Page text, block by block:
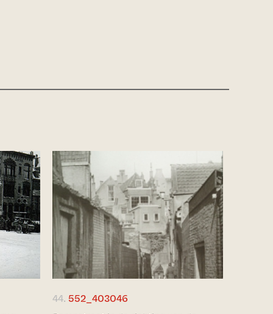
44. 552_403046